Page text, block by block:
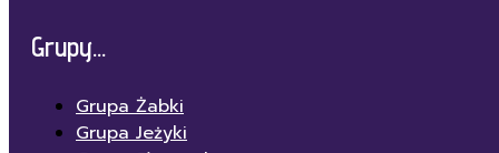
Grupy...
Grupa Żabki
Grupa Jeżyki